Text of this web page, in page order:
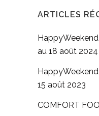
ARTICLES
au 18 août 2024
15 août 2023
COMFORT